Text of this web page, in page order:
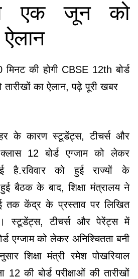
एक जून को
ऐलान
के कारण स्टूडेंट्स, टीचर्स और
12 बोर्ड एग्जाम को लेकर
है.रविवार को हुई राज्यों के
हुई बैठक के बाद, शिक्षा मंत्रालय ने
तक केंद्र के प्रस्ताव पर लिखित
स्टूडेंट्स, टीचर्स और पेरेंट्स में
एग्जाम को लेकर अनिश्चितता बनी
शिक्षा मंत्री रमेश पोखरियाल
की बोर्ड परीक्षाओं की तारीखों